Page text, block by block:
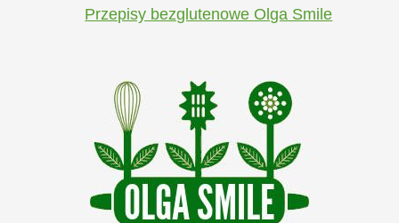
Przepisy bezglutenowe Olga Smile